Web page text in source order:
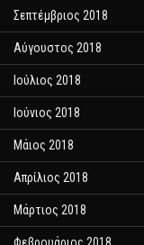
Σεπτέμβριος 2018
Αύγουστος 2018
Ιούλιος 2018
Ιούνιος 2018
Μάιος 2018
Απρίλιος 2018
Μάρτιος 2018